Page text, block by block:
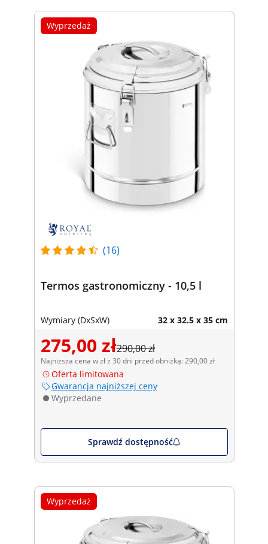
Wyprzedaż
(16)
Termos gastronomiczny - 10,5 l
Wymiary (DxSxW) 32 x 32.5 x 35 cm
275,00 zł290,00 zł
Najniższa cena w zł z 30 dni przed obniżką: 290,00 zł
Oferta limitowana
Gwarancja najniższej ceny
Wyprzedane
Sprawdź dostępność
Wyprzedaż